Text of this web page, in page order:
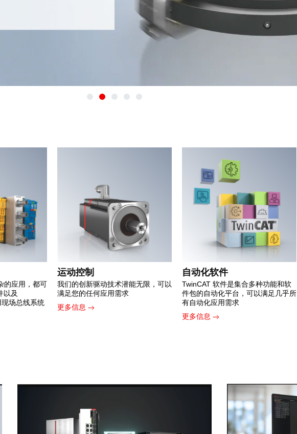
的应用，都可
以及
场总线系统
运动控制
我们的创新驱动技术潜能无限，可以
满足您的任何应用需求
更多信息
自动化软件
TwinCAT 软件是集合多种功能和软
件包的自动化平台，可以满足几乎所
有自动化应用需求
更多信息